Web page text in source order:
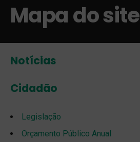
Mapa do site
Notícias
Cidadão
Legislação
Orçamento Público Anual